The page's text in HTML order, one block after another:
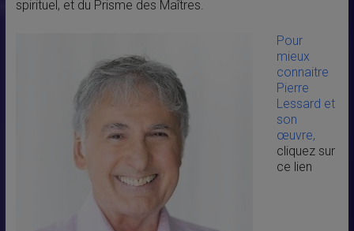
spirituel, et du Prisme des Maîtres.
Pour
mieux
connaitre
Pierre
Lessard et
son
œuvre,
cliquez sur
ce lien